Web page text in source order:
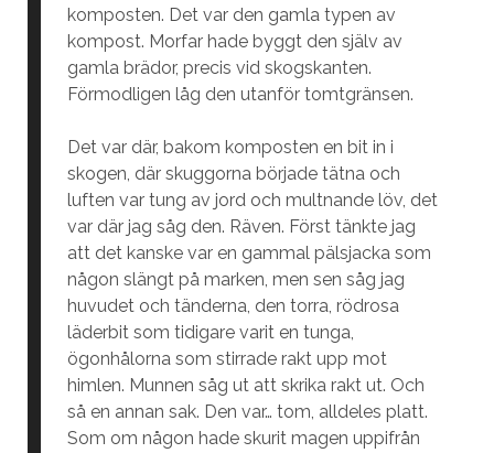
komposten. Det var den gamla typen av
kompost. Morfar hade byggt den själv av
gamla brädor, precis vid skogskanten.
Förmodligen låg den utanför tomtgränsen.
Det var där, bakom komposten en bit in i
skogen, där skuggorna började tätna och
luften var tung av jord och multnande löv, det
var där jag såg den. Räven. Först tänkte jag
att det kanske var en gammal pälsjacka som
någon slängt på marken, men sen såg jag
huvudet och tänderna, den torra, rödrosa
läderbit som tidigare varit en tunga,
ögonhålorna som stirrade rakt upp mot
himlen. Munnen såg ut att skrika rakt ut. Och
så en annan sak. Den var… tom, alldeles platt.
Som om någon hade skurit magen uppifrån